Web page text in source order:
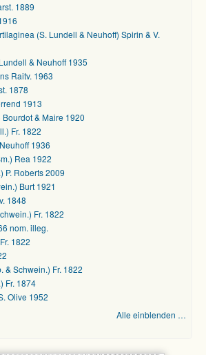
1889
(S. Lundell & Neuhoff) Spirin & V.
& Neuhoff 1935
Raitv. 1963
1878
1913
& Maire 1920
Fr. 1822
1936
Rea 1922
P. Roberts 2009
Burt 1921
1848
Fr. 1822
nom. illeg.
1822
& Schwein.) Fr. 1822
Fr. 1874
Olive 1952
Alle einblenden …